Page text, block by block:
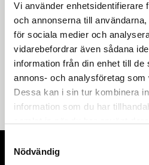
Vi använder enhetsidentifierare
och annonserna till
för sociala medier och
vidarebefordrar även sådana
information från din enhet till de
annons- och analysföretag
Dessa kan i sin tur kombinera
information som du har
Nödvändig
Kvarninfodringar
Genom Rema Tip Top kan vi
komponenter och
även utföra appliceringen av
förknippade gummiarbetena.
Läs mer